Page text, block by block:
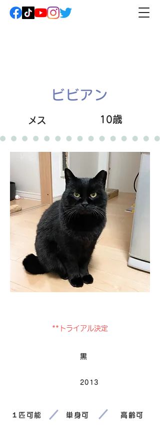
ビビアン
メス 10歳
**トライアル決定
黒
2013
１匹可能 単身可 高齢可